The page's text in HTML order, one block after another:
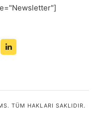
TÜM HAKLARI SAKLIDIR.